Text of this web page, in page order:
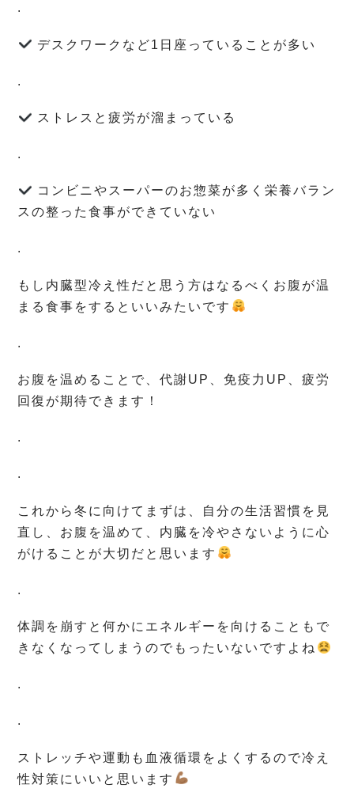
.
デスクワークなど1 日座っていることが多い
.
ストレスと疲労が溜まっている
.
コンビニやスーパーのお惣菜が多く栄養バラン
スの整った食事ができていない
.
もし内臓型冷え性だと思う方はなるべくお腹が温
まる食事をするといいみたいです
.
お腹を温めることで、代謝UP 、免疫力 UP
、疲労
回復が期待できます！
.
.
これから冬に向けてまずは、自分の生活習慣を見
直し、お腹を温めて、内臓を冷やさないように心
がけることが大切だと思います
.
体調を崩すと何かにエネルギーを向けることもで
きなくなってしまうのでもったいないですよね
.
.
ストレッチや運動も血液循環をよくするので冷え
性対策にいいと思います